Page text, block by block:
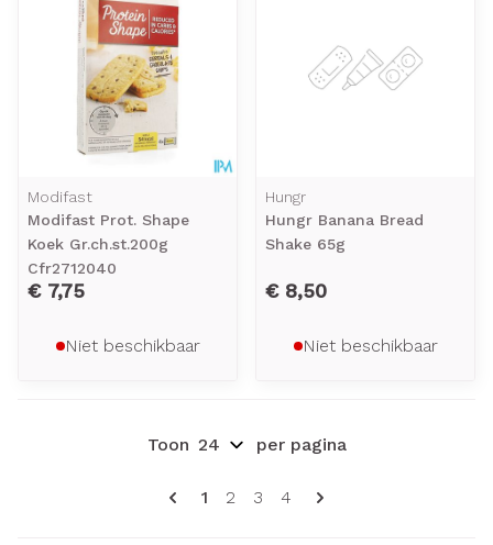
Modifast
Modifast Prot. Shape
Koek Gr.ch.st.200g
Cfr2712040
€ 7,75
Niet beschikbaar
Hungr
Hungr Banana Bread
Shake 65g
€ 8,50
Niet beschikbaar
Pagina's
U lees momenteel pagina
1 Pagina
2 Pagina
3 Pagina
4
Toon per pagina